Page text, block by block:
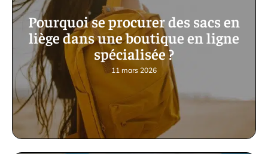
Pourquoi se procurer des sacs en
liège dans une boutique en ligne
spécialisée ?
11 mars 2026